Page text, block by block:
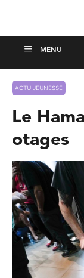
ACTU JEUNESSE
Le
otages